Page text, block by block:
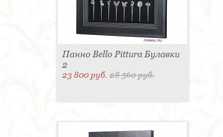
Панно Bello Pittura Булавки
2
23 800 руб.28 560 руб.